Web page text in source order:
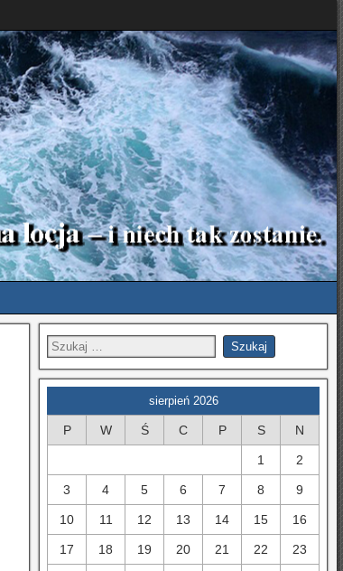
sierpień 2026
P W Ś C P S N
1 2
3 4 5 6 7 8 9
10 11 12 13 14 15 16
17 18 19 20 21 22 23